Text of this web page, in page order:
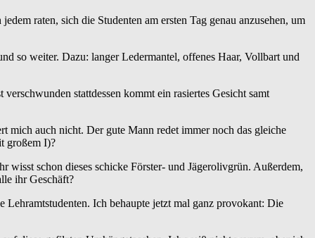
raten, sich die Studenten am ersten Tag genau anzusehen, um
so weiter. Dazu: langer Ledermantel, offenes Haar, Vollbart und
stattdessen kommt ein rasiertes Gesicht samt
mich auch nicht. Der gute Mann redet immer noch das gleiche
großem I)?
wisst schon dieses schicke Förster- und Jägerolivgrün. Außerdem,
ihr Geschäft?
Ich behaupte jetzt mal ganz provokant: Die